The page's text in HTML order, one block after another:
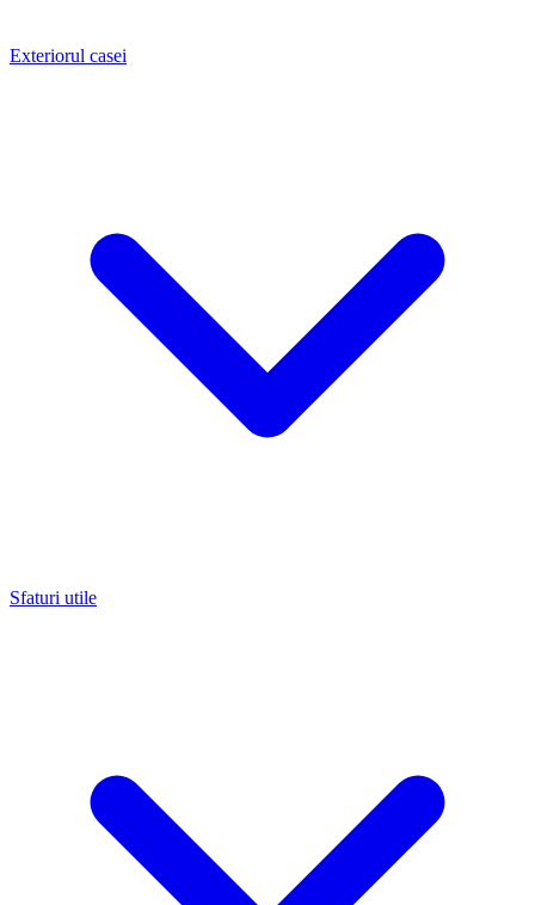
Exteriorul casei
Sfaturi utile